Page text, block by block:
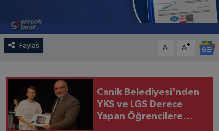
Paylaş A- A+
Canik Belediyesi'nden
YKS ve LGS Derece
Yapan Öğrencilere